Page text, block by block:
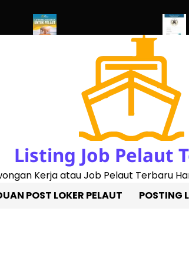
Listing Job Pelaut
Kerja atau Job Pelaut Terbaru
POST LOKER PELAUT POSTING